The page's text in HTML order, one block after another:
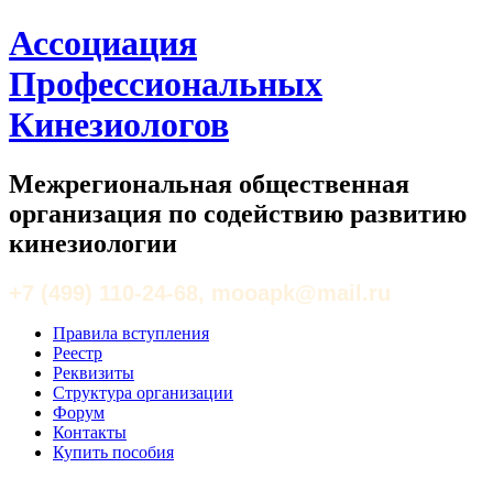
Ассоциация
Профессиональных
Кинезиологов
Межрегиональная общественная
организация по содействию развитию
кинезиологии
+7 (499) 110-24-68, mooapk@mail.ru
Правила вступления
Реестр
Реквизиты
Структура организации
Форум
Контакты
Купить пособия